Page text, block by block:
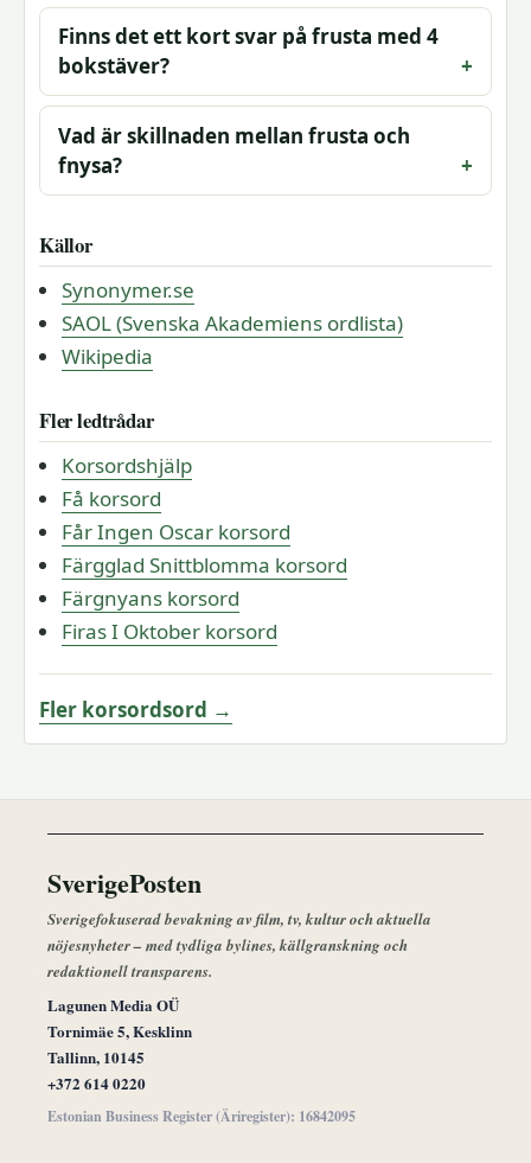
Finns det ett kort svar på frusta med 4
bokstäver?
Vad är skillnaden mellan frusta och
fnysa?
Källor
Synonymer.se
SAOL (Svenska Akademiens ordlista)
Wikipedia
Fler ledtrådar
Korsordshjälp
Få korsord
Får Ingen Oscar korsord
Färgglad Snittblomma korsord
Färgnyans korsord
Firas I Oktober korsord
Fler korsordsord →
SverigePosten
Sverigefokuserad bevakning av film, tv, kultur och aktuella
nöjesnyheter – med tydliga bylines, källgranskning och
redaktionell transparens.
Lagunen Media OÜ
Tornimäe 5, Kesklinn
Tallinn, 10145
+372 614 0220
Estonian Business Register (Äriregister): 16842095